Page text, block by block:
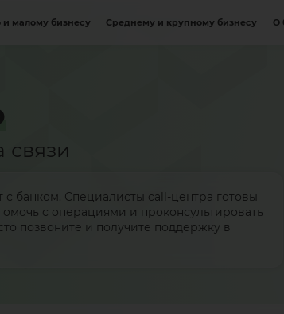
малому бизнесу Среднему и крупному бизнесу О
связи
банком. Специалисты call-центра готовы
с операциями и проконсультировать
позвоните и получите поддержку в